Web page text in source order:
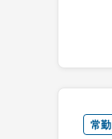
常勤